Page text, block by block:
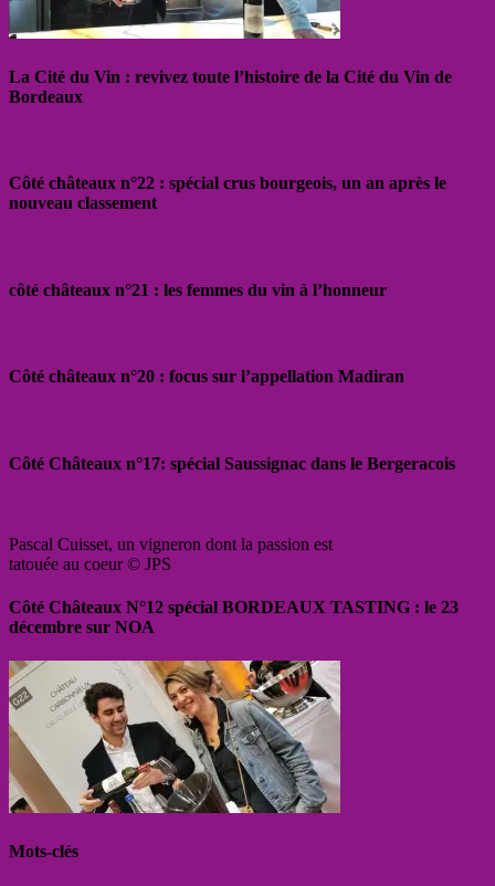
La Cité du Vin : revivez toute l’histoire de la Cité du Vin de
Bordeaux
Côté châteaux n°22 : spécial crus bourgeois, un an après le
nouveau classement
côté châteaux n°21 : les femmes du vin à l’honneur
Côté châteaux n°20 : focus sur l’appellation Madiran
Côté Châteaux n°17: spécial Saussignac dans le Bergeracois
Pascal Cuisset, un vigneron dont la passion est
tatouée au coeur © JPS
Côté Châteaux N°12 spécial BORDEAUX TASTING : le 23
décembre sur NOA
Mots-clés